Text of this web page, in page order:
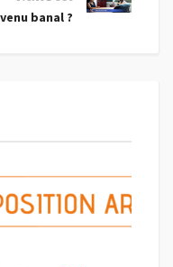
banal ?